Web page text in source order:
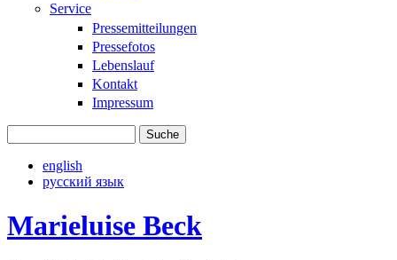
Service
Pressemitteilungen
Pressefotos
Lebenslauf
Kontakt
Impressum
english
русский язык
Marieluise Beck